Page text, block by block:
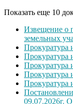
Показать еще 10
Извещение о
земельных
Прокуратура
Прокуратура
Прокуратура
Прокуратура
Прокуратура
09.07.2026г.